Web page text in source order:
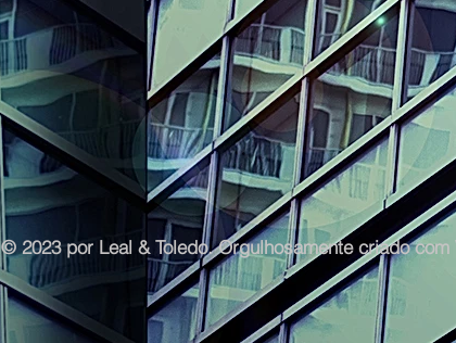
© 2023 por Leal & Toledo. Orgulhosamente criado com